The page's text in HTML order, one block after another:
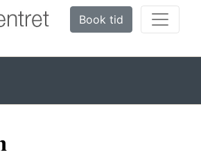
Book tid